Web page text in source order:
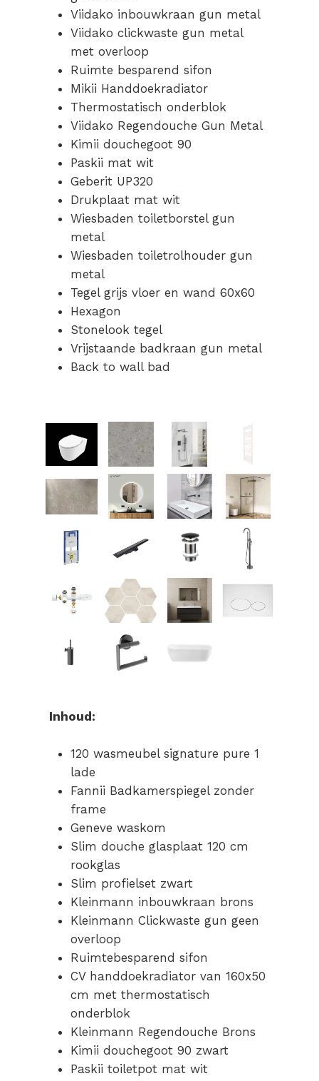
Viidako inbouwkraan gun metal
Viidako clickwaste gun metal
met overloop
Ruimte besparend sifon
Mikii Handdoekradiator
Thermostatisch onderblok
Viidako Regendouche Gun Metal
Kimii douchegoot 90
Paskii mat wit
Geberit UP320
Drukplaat mat wit
Wiesbaden toiletborstel gun
metal
Wiesbaden toiletrolhouder gun
metal
Tegel grijs vloer en wand 60x60
Hexagon
Stonelook tegel
Vrijstaande badkraan gun metal
Back to wall bad
Inhoud:
120 wasmeubel signature pure 1
lade
Fannii Badkamerspiegel zonder
frame
Geneve waskom
Slim douche glasplaat 120 cm
rookglas
Slim profielset zwart
Kleinmann inbouwkraan brons
Kleinmann Clickwaste gun geen
overloop
Ruimtebesparend sifon
CV handdoekradiator van 160x50
cm met thermostatisch
onderblok
Kleinmann Regendouche Brons
Kimii douchegoot 90 zwart
Paskii toiletpot mat wit